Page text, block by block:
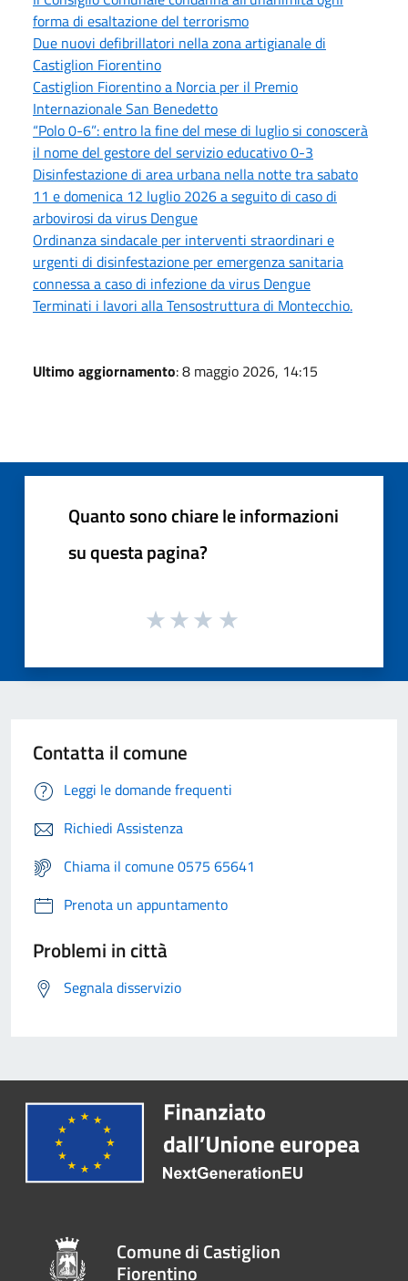
forma di esaltazione del terrorismo
Due nuovi defibrillatori nella zona artigianale di
Castiglion Fiorentino
Castiglion Fiorentino a Norcia per il Premio
Internazionale San Benedetto
“Polo 0-6”: entro la fine del mese di luglio si conoscerà
il nome del gestore del servizio educativo 0-3
Disinfestazione di area urbana nella notte tra sabato
11 e domenica 12 luglio 2026 a seguito di caso di
arbovirosi da virus Dengue
Ordinanza sindacale per interventi straordinari e
urgenti di disinfestazione per emergenza sanitaria
connessa a caso di infezione da virus Dengue
Terminati i lavori alla Tensostruttura di Montecchio.
Ultimo aggiornamento: 8 maggio 2026, 14:15
Quanto sono chiare le informazioni
su questa pagina?
Contatta il comune
Leggi le domande frequenti
Richiedi Assistenza
Chiama il comune 0575 65641
Prenota un appuntamento
Problemi in città
Segnala disservizio
Comune di Castiglion
Fiorentino